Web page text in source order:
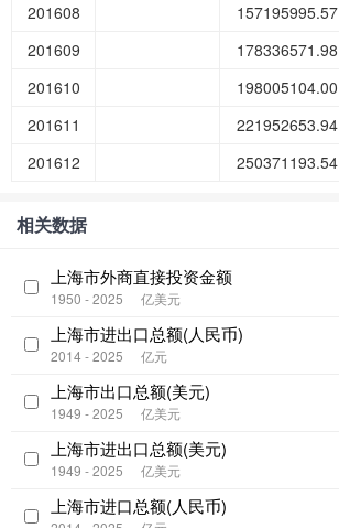
201608
157195995.57
201609
178336571.98
201610
198005104.00
201611
221952653.94
201612
250371193.54
相关数据
上海市外商直接投资金额
1950 - 2025 亿美元
上海市进出口总额(人民币)
2014 - 2025 亿元
上海市出口总额(美元)
1949 - 2025 亿美元
上海市进出口总额(美元)
1949 - 2025 亿美元
上海市进口总额(人民币)